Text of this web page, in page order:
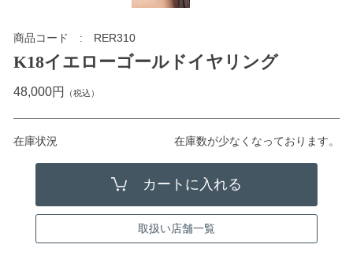
商品コード RER310
K18イエローゴールドイヤリング
48,000円 （税込）
在庫状況 在庫数が少なくなっております。
取扱い店舗一覧